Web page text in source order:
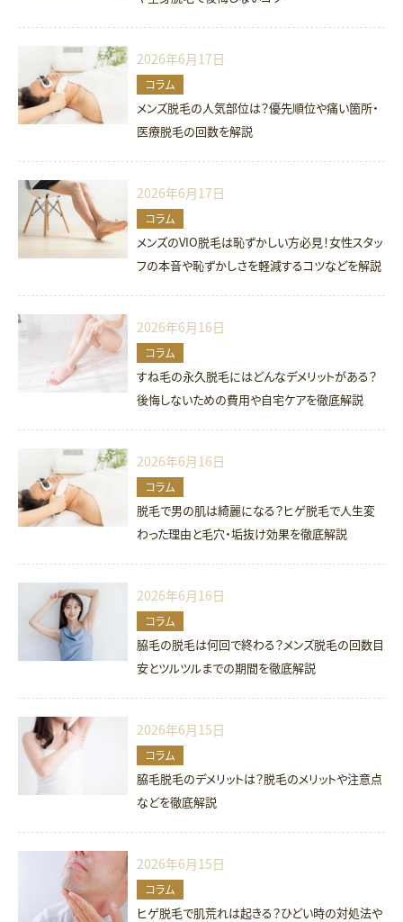
2026年6月17日
コラム
メンズ脱毛の人気部位は？優先順位や痛い箇所・
医療脱毛の回数を解説
2026年6月17日
コラム
メンズのVIO脱毛は恥ずかしい方必見！女性スタッ
フの本音や恥ずかしさを軽減するコツなどを解説
2026年6月16日
コラム
すね毛の永久脱毛にはどんなデメリットがある？
後悔しないための費用や自宅ケアを徹底解説
2026年6月16日
コラム
脱毛で男の肌は綺麗になる？ヒゲ脱毛で人生変
わった理由と毛穴・垢抜け効果を徹底解説
2026年6月16日
コラム
脇毛の脱毛は何回で終わる？メンズ脱毛の回数目
安とツルツルまでの期間を徹底解説
2026年6月15日
コラム
脇毛脱毛のデメリットは？脱毛のメリットや注意点
などを徹底解説
2026年6月15日
コラム
ヒゲ脱毛で肌荒れは起きる？ひどい時の対処法や